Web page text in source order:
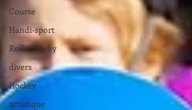
Course
Handi-sport
Roller Derby
divers
Hockey
artistique